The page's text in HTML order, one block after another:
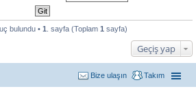
bulundu • 1 . sayfa (Toplam 1 sayfa)
Geçiş yap
Takım
Bize ulaşın